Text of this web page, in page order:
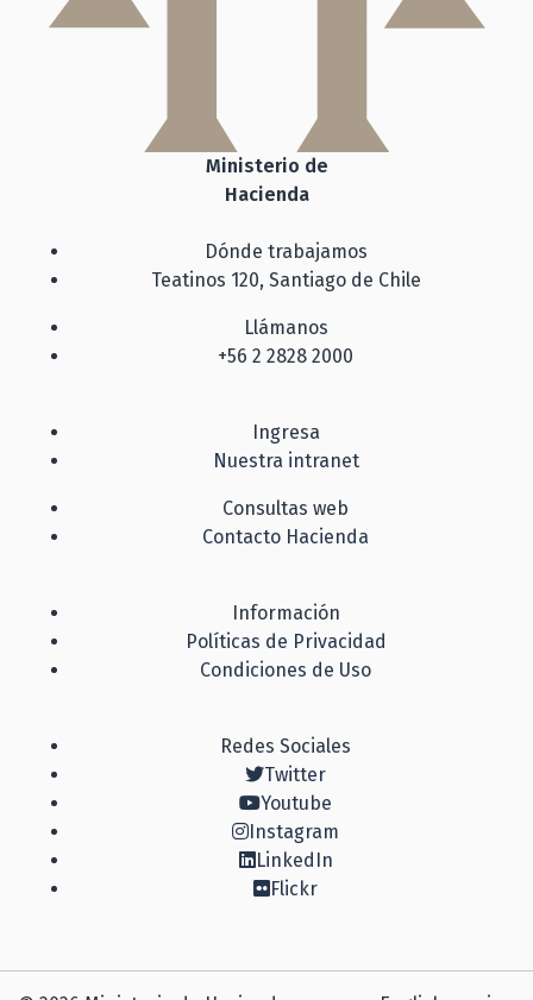
Ministerio de
Hacienda
Dónde trabajamos
Teatinos 120, Santiago de Chile
Llámanos
+56 2 2828 2000
Ingresa
Nuestra intranet
Consultas web
Contacto Hacienda
Información
Políticas de Privacidad
Condiciones de Uso
Redes Sociales
Twitter
Youtube
Instagram
LinkedIn
Flickr